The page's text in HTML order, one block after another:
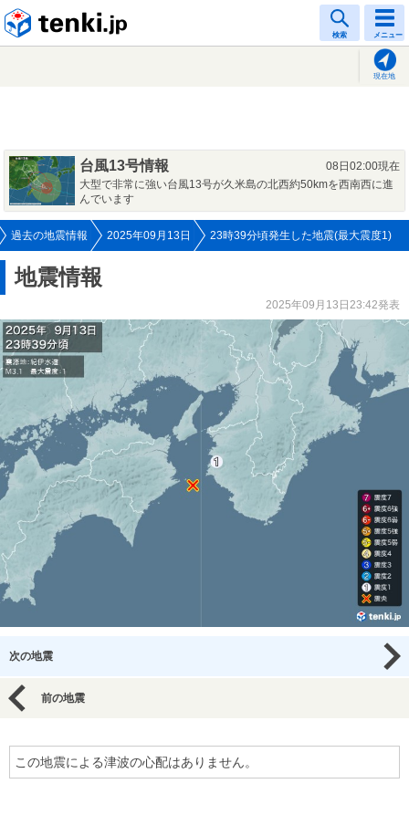
検索 メニュー
現在地
台風13号情報
08日02:00現在
大型で非常に強い台風13号が久米島の北西約50kmを西南西に進
んでいます
過去の地震情報 2025年09月13日 23時39分頃発生した地震(最大震度1)
地震情報
2025年09月13日23:42発表
次の地震
前の地震
この地震による津波の心配はありません。